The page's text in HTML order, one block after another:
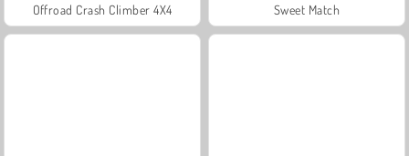
Offroad Crash Climber 4X4 Sweet Match